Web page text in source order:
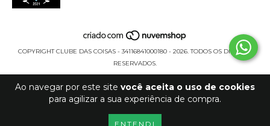
Ao navegar por este site você aceita o uso de cookies
para agilizar a sua experiência de compra.
ENTENDI
COPYRIGHT CLUBE DAS COISAS - 34116841000180 - 2026. TODOS OS DIREITOS
RESERVADOS.